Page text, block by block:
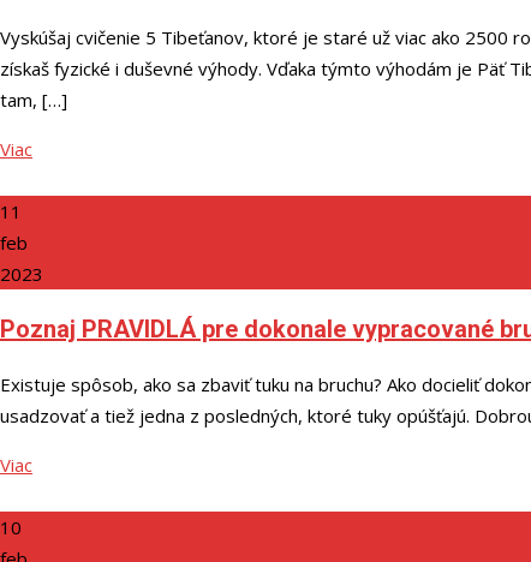
Vyskúšaj cvičenie 5 Tibeťanov, ktoré je staré už viac ako 2500
získaš fyzické i duševné výhody. Vďaka týmto výhodám je Päť
tam, […]
Viac
11
feb
2023
Poznaj PRAVIDLÁ pre dokonale vypracované
Existuje spôsob, ako sa zbaviť tuku na bruchu? Ako docieliť
usadzovať a tiež jedna z posledných, ktoré tuky opúšťajú.
Viac
10